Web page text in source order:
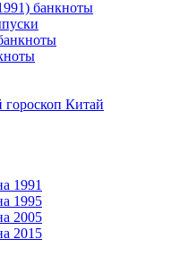
банкноты
Китай
1991
1995
2005
2015